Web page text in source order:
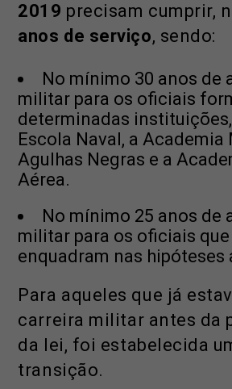
2019 precisam cumprir,
anos de serviço, sendo:
No mínimo 30 anos de
militar para os oficiais
determinadas
Escola Naval, a
Agulhas Negras e a
Aérea.
No mínimo 25 anos de
militar para os oficiais que
enquadram nas hipóteses
Para aqueles que já
carreira militar antes da
da lei, foi estabelecida
transição.